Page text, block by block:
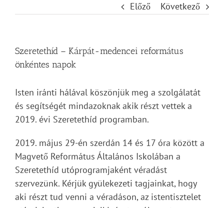
Előző Következő
Szeretethíd – Kárpát-medencei református
önkéntes napok
Isten iránti hálával köszönjük meg a szolgálatát
és segítségét mindazoknak akik részt vettek a
2019. évi Szeretethíd programban.
2019. május 29-én szerdán 14 és 17 óra között a
Magvető Református Általános Iskolában a
Szeretethíd utóprogramjaként véradást
szervezünk. Kérjük gyülekezeti tagjainkat, hogy
aki részt tud venni a véradáson, az istentisztelet